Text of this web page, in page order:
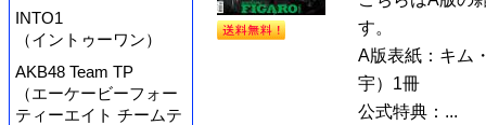
INTO1
（イントゥーワン）
AKB48 Team TP
（エーケービーフォー
ティーエイト チームテ
す。
A版表紙：キム
宇）1冊
公式特典：...